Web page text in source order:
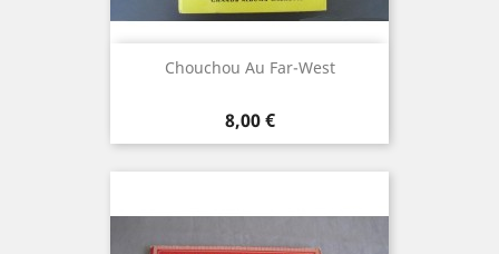
Chouchou Au Far-West
Prix
8,00 €